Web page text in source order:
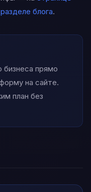
разделе блога.
бизнеса прямо
на сайте.
план без